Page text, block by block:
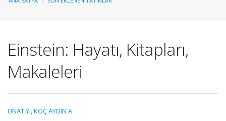
Einstein: Hayatı, Kitapları,
Makaleleri
UNAT Y.,KOÇ AYDIN A.